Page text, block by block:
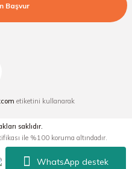
WhatsApp destek
Başvur
etiketini kullanarak
saklıdır.
ile %100 koruma altındadır.